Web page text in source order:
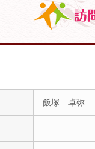
飯塚 卓弥